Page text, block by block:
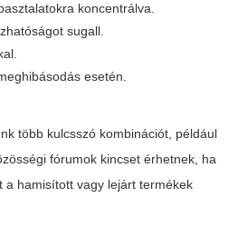
koncentrálva.
sugall.
esetén.
több kulcsszó kombinációt, például
fórumok kincset érhetnek, ha
a hamisított vagy lejárt termékek